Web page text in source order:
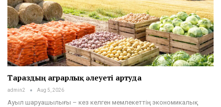
Тараздың аграрлық әлеуеті артуда
admin2 Aug 5, 2026
Ауыл шаруашылығы – кез келген мемлекеттің экономикалық